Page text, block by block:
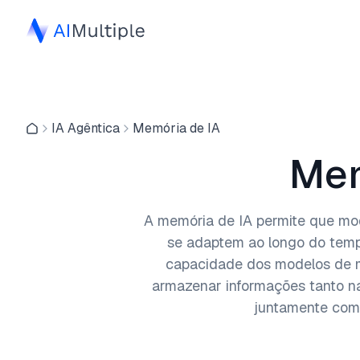
IA Agêntica Memória de IA
A memória de IA permite que
se adaptem ao longo do
capacidade dos modelos de
armazenar informações tanto
juntamente